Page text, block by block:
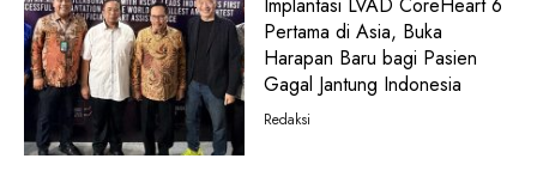
Pertama di Asia, Buka
Harapan Baru bagi Pasien
Gagal Jantung Indonesia
Redaksi